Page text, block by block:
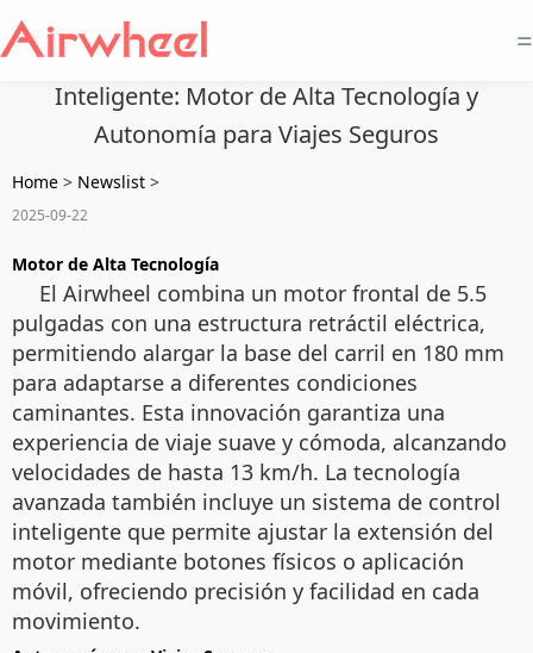
=
Inteligente: Motor de Alta Tecnología y
Autonomía para Viajes Seguros
Home > Newslist >
2025-09-22
Motor de Alta Tecnología
El Airwheel combina un motor frontal de 5.5
pulgadas con una estructura retráctil eléctrica,
permitiendo alargar la base del carril en 180 mm
para adaptarse a diferentes condiciones
caminantes. Esta innovación garantiza una
experiencia de viaje suave y cómoda, alcanzando
velocidades de hasta 13 km/h. La tecnología
avanzada también incluye un sistema de control
inteligente que permite ajustar la extensión del
motor mediante botones físicos o aplicación
móvil, ofreciendo precisión y facilidad en cada
movimiento.